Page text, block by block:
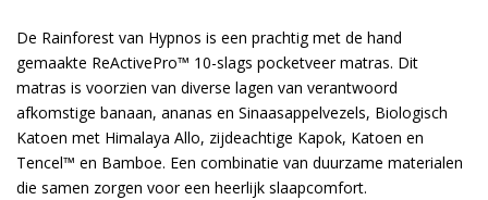
De Rainforest van Hypnos is een prachtig met de hand
gemaakte ReActivePro™ 10-slags pocketveer matras. Dit
matras is voorzien van diverse lagen van verantwoord
afkomstige banaan, ananas en Sinaasappelvezels, Biologisch
Katoen met Himalaya Allo, zijdeachtige Kapok, Katoen en
Tencel™ en Bamboe. Een combinatie van duurzame materialen
die samen zorgen voor een heerlijk slaapcomfort.